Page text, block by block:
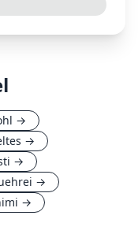
→
→
→
→
→